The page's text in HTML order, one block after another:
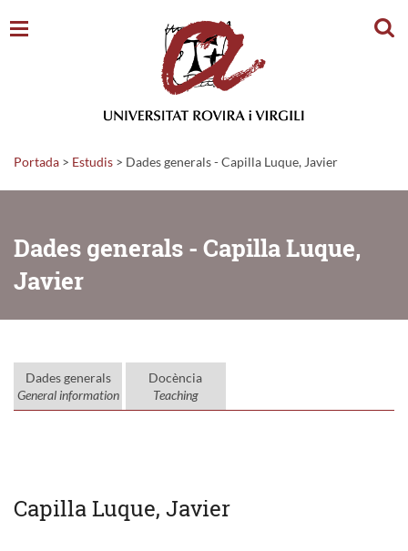
Portada > Estudis > Dades generals - Capilla Luque, Javier
Dades generals - Capilla Luque,
Javier
Dades generals
General information
Docència
Teaching
Capilla Luque, Javier